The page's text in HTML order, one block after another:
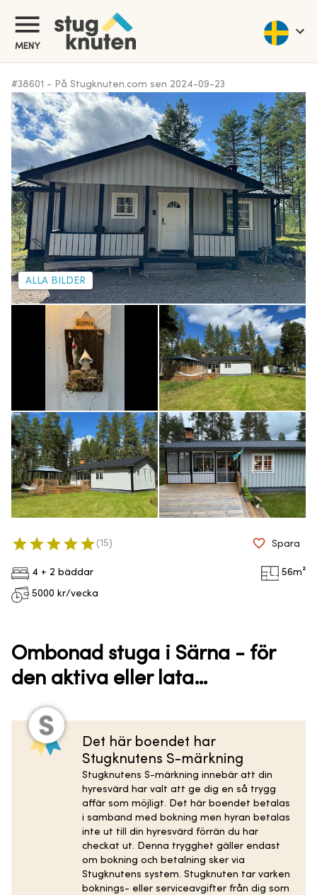
MENY
#38601 - På Stugknuten.com sen 2024-09-23
ALLA BILDER
4 + 2 bäddar 56m²
5000 kr/vecka
( 15 ) Spara
Ombonad stuga i Särna - för
den aktiva eller lata…
Det här boendet har
Stugknutens S-märkning
Stugknutens S-märkning innebär att din
hyresvärd har valt att ge dig en så trygg
affär som möjligt. Det här boendet betalas
i samband med bokning men hyran betalas
inte ut till din hyresvärd förrän du har
checkat ut. Denna trygghet gäller endast
om bokning och betalning sker via
Stugknutens system. Stugknuten tar varken
boknings- eller serviceavgifter från dig som